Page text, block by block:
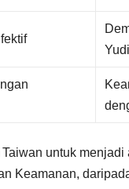
untuk
Keamanan,